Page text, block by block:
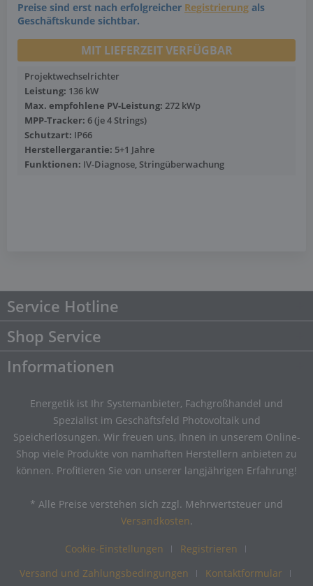
Preise sind erst nach erfolgreicher Registrierung als
Geschäftskunde sichtbar.
MIT LIEFERZEIT VERFÜGBAR
Projektwechselrichter
Leistung: 136 kW
Max. empfohlene PV-Leistung: 272 kWp
MPP-Tracker: 6 (je 4 Strings)
Schutzart: IP66
Herstellergarantie: 5+1 Jahre
Funktionen: IV-Diagnose, Stringüberwachung
Service Hotline
Shop Service
Informationen
Energetik ist Ihr Systemanbieter, Fachgroßhandel und
Spezialist im Geschäftsfeld Photovoltaik und
Speicherlösungen. Wir freuen uns, Ihnen in unserem Online-
Shop viele Produkte von namhaften Herstellern anbieten zu
können. Profitieren Sie von unserer langjährigen Erfahrung!
* Alle Preise verstehen sich zzgl. Mehrwertsteuer und
Versandkosten.
Cookie-Einstellungen
Registrieren
Versand und Zahlungsbedingungen
Kontaktformular